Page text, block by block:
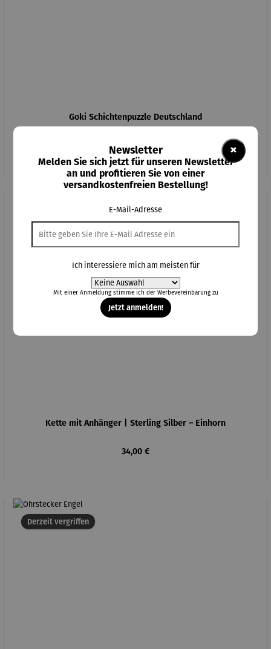
Goki Schichtenpuzzle Deutschland
Regulärer Preis:
24,50 €
Kette mit Anhänger | Sterling Silber – Einhorn
Regulärer Preis:
34,00 €
Derzeit vergriffen
×
Newsletter
Melden Sie sich jetzt für unseren Newsletter
an und profitieren Sie von einer
versandkostenfreien Bestellung!
E-Mail-Adresse
Ich interessiere mich am meisten für
Mit einer Anmeldung stimme ich der Werbevereinbarungzu
Jetzt anmelden!